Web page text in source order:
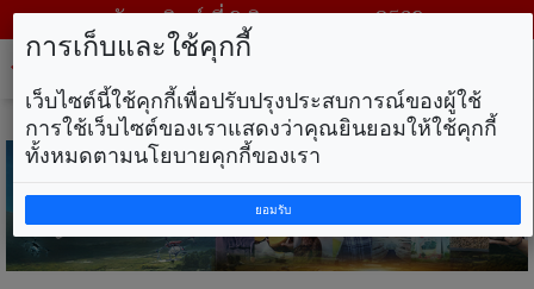
วันอาทิตย์ ที่ 9 สิงหาคม พ.ศ. 2569
การเก็บและใช้คุกกี้
เว็บไซต์นี้ใช้คุกกี้เพื่อปรับปรุงประสบการณ์ของผู้ใช้
การใช้เว็บไซต์ของเราแสดงว่าคุณยินยอมให้ใช้คุกกี้
ทั้งหมดตามนโยบายคุกกี้ของเรา
ยอมรับ